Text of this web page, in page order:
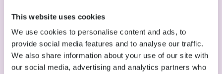
This website uses cookies
We use cookies to personalise content and ads, to
provide social media features and to analyse our traffic.
We also share information about your use of our site with
our social media, advertising and analytics partners who